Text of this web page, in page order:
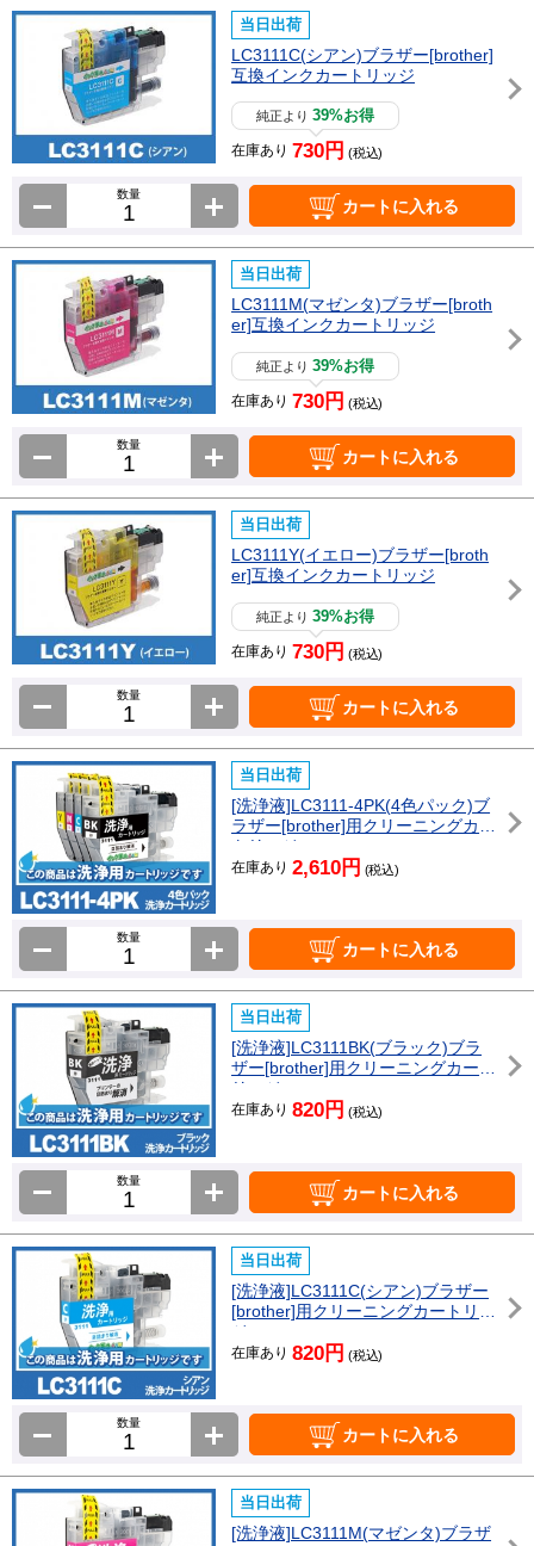
当日出荷
LC3111C(シアン)ブラザー[brother]
互換インクカートリッジ
純正より39%お得
在庫あり 730円 (税込)
数量
カートに入れる
当日出荷
LC3111M(マゼンタ)ブラザー[broth
er]互換インクカートリッジ
純正より39%お得
在庫あり 730円 (税込)
数量
カートに入れる
当日出荷
LC3111Y(イエロー)ブラザー[broth
er]互換インクカートリッジ
純正より39%お得
在庫あり 730円 (税込)
数量
カートに入れる
当日出荷
[洗浄液]LC3111-4PK(4色パック)ブ
ラザー[brother]用クリーニングカー
トリッジ
在庫あり 2,610円 (税込)
数量
カートに入れる
当日出荷
[洗浄液]LC3111BK(ブラック)ブラ
ザー[brother]用クリーニングカート
リッジ
在庫あり 820円 (税込)
数量
カートに入れる
当日出荷
[洗浄液]LC3111C(シアン)ブラザー
[brother]用クリーニングカートリッ
ジ
在庫あり 820円 (税込)
数量
カートに入れる
当日出荷
[洗浄液]LC3111M(マゼンタ)ブラザ